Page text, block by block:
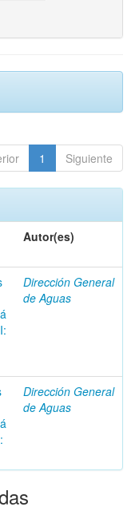
1 Siguiente
Autor(es)
Dirección General
de Aguas
Dirección General
de Aguas